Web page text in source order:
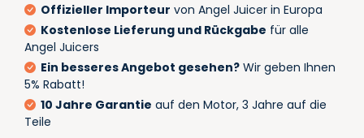
Offizieller Importeur von Angel Juicer in Europa
Kostenlose Lieferung und Rückgabe für alle
Angel Juicers
Ein besseres Angebot gesehen? Wir geben Ihnen
5% Rabatt!
10 Jahre Garantie auf den Motor, 3 Jahre auf die
Teile